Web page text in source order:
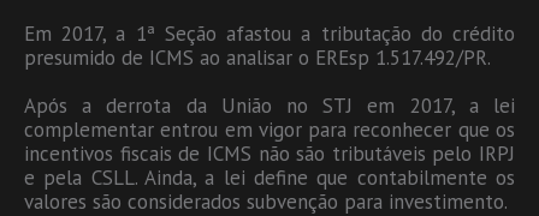
Em 2017, a 1ª Seção afastou a tributação do crédito
presumido de ICMS ao analisar o EREsp 1.517.492/PR.
Após a derrota da União no STJ em 2017, a lei
complementar entrou em vigor para reconhecer que os
incentivos fiscais de ICMS não são tributáveis pelo IRPJ
e pela CSLL. Ainda, a lei define que contabilmente os
valores são considerados subvenção para investimento.